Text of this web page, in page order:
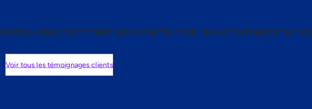
Découvrez comment nos clients font de la formation un
Voir tous les témoignages clients